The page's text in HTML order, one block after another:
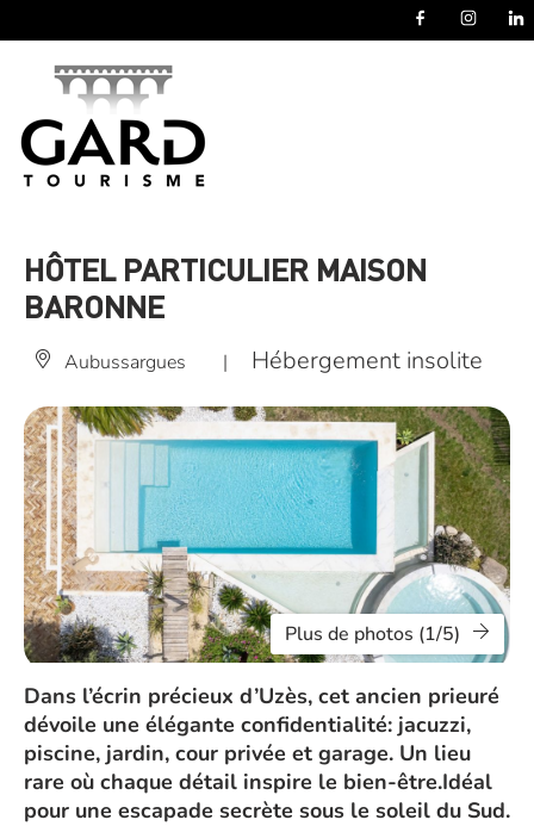
HÔTEL PARTICULIER MAISON
BARONNE
Aubussargues | Hébergement insolite
Plus de photos (1/5)
Dans l’écrin précieux d’Uzès, cet ancien prieuré
dévoile une élégante confidentialité: jacuzzi,
piscine, jardin, cour privée et garage. Un lieu
rare où chaque détail inspire le bien-être.Idéal
pour une escapade secrète sous le soleil du Sud.